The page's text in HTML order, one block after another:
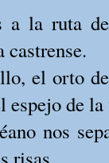
a la ruta
castrense.
el orto
espejo de
nos